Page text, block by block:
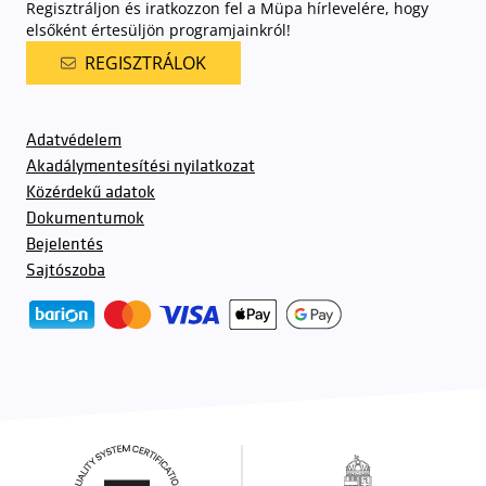
Regisztráljon és iratkozzon fel a Müpa hírlevelére, hogy
elsőként értesüljön programjainkról!
REGISZTRÁLOK
Adatvédelem
Akadálymentesítési nyilatkozat
Közérdekű adatok
Dokumentumok
Bejelentés
Sajtószoba